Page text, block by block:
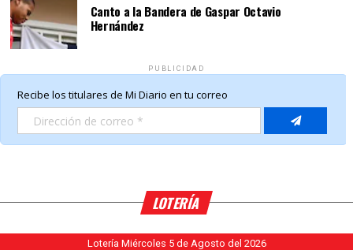
Canto a la Bandera de Gaspar Octavio
Hernández
PUBLICIDAD
LOTERÍA
Lotería Miércoles 5 de Agosto del 2026